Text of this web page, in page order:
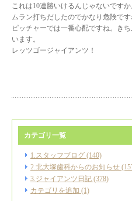
これは10連勝いけるんじゃないです
ムラン打ちだしたのでかなり危険で
ピッチャーでは一番心配ですね。き
います。
レッツゴージャイアンツ！
カテゴリ一覧
1.スタッフブログ (140)
2.北大塚歯科からのお知らせ
3.ジャイアンツ日記 (378)
カテゴリを追加 (1)